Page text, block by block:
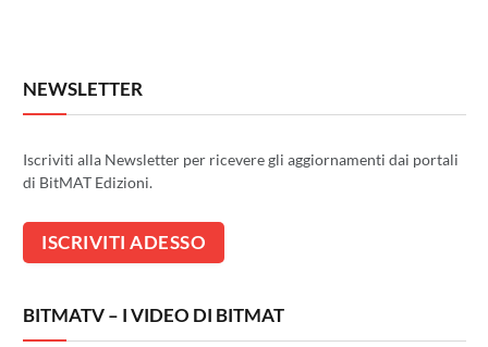
NEWSLETTER
Iscriviti alla Newsletter per ricevere gli aggiornamenti dai portali
di BitMAT Edizioni.
BITMATV – I VIDEO DI BITMAT